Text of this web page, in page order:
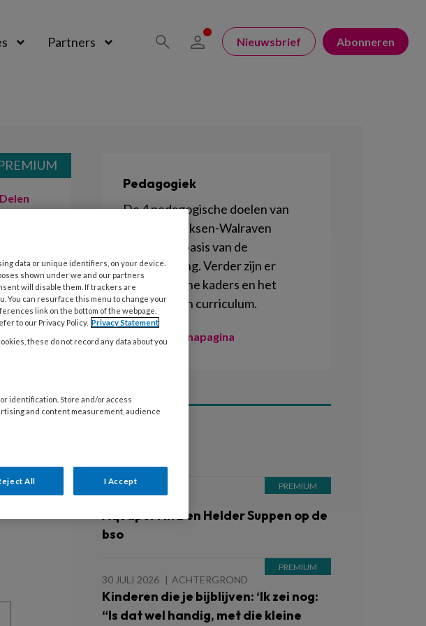
Partners Nieuwsbrief Abonneren
Delen
Hoe
ze op
Pedagogiek
De 4 pedagogische doelen van
Marianne Riksen-Walraven
vormen de basis van de
kinderopvang. Verder zijn er
Pedagogische kaders en het
Pedagogisch curriculum.
Naar de themapagina
5 AUGUSTUS 2026
Aquaport in Den Helder Suppen op de
bso
30 JULI 2026 ACHTERGROND
Kinderen die je bijblijven: ‘Ik zei nog:
“Is dat wel handig, met die kleine
data or unique identifiers, on your device.
shown under we and our partners
will disable them. If trackers are
You can resurface this menu to change your
link on the bottom of the webpage.
to our Privacy Policy. Privacy Statement
these do not record any data about you
identification. Store and/or access
and content measurement, audience
All I Accept